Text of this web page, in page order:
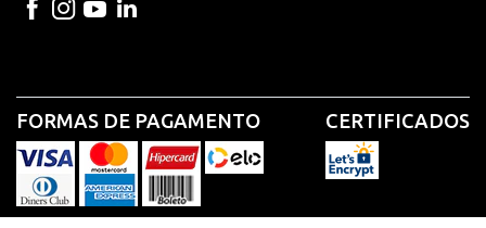
FORMAS DE PAGAMENTO CERTIFICADOS